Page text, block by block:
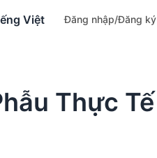
Việt Đăng nhập/Đăng ký
Thực Tế